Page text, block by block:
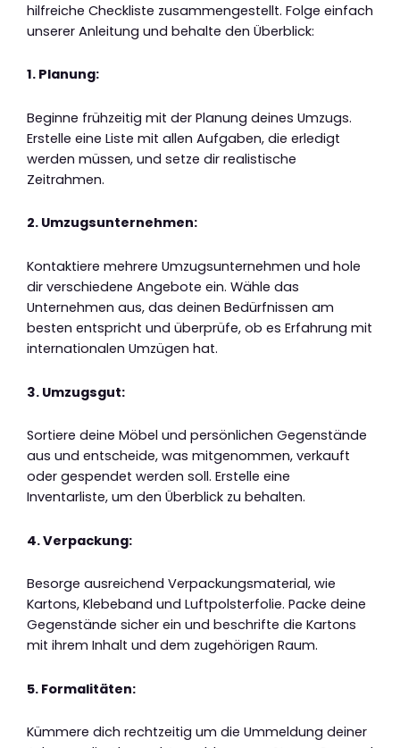
hilfreiche Checkliste zusammengestellt. Folge einfach
unserer Anleitung und behalte den Überblick:
1. Planung:
Beginne frühzeitig mit der Planung deines Umzugs.
Erstelle eine Liste mit allen Aufgaben, die erledigt
werden müssen, und setze dir realistische
Zeitrahmen.
2. Umzugsunternehmen:
Kontaktiere mehrere Umzugsunternehmen und hole
dir verschiedene Angebote ein. Wähle das
Unternehmen aus, das deinen Bedürfnissen am
besten entspricht und überprüfe, ob es Erfahrung mit
internationalen Umzügen hat.
3. Umzugsgut:
Sortiere deine Möbel und persönlichen Gegenstände
aus und entscheide, was mitgenommen, verkauft
oder gespendet werden soll. Erstelle eine
Inventarliste, um den Überblick zu behalten.
4. Verpackung:
Besorge ausreichend Verpackungsmaterial, wie
Kartons, Klebeband und Luftpolsterfolie. Packe deine
Gegenstände sicher ein und beschrifte die Kartons
mit ihrem Inhalt und dem zugehörigen Raum.
5. Formalitäten:
Kümmere dich rechtzeitig um die Ummeldung deiner